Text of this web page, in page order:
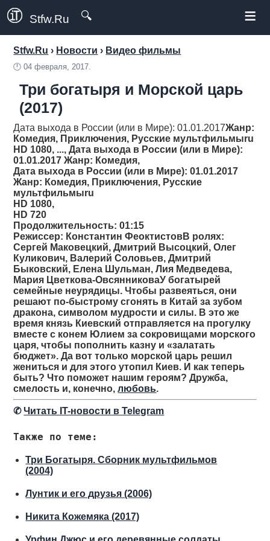
Stfw.Ru 🔍 ≡
Stfw.Ru › Новости › Видео фильмы
🕛04 февраля, 2017.
Три богатыря и Морской царь
(2017)
Дата выхода в России (или в Мире): 01.01.2017Жанр:
Комедия, Приключения, Русские мультфильмыru
HD 1080, ..., Дата выхода в России (или в Мире):
01.01.2017 Жанр: Комедия,
Дата выхода в России (или в Мире): 01.01.2017
Жанр: Комедия, Приключения, Русские
мультфильмыru
HD 1080,
HD 720
Продолжительность: 01:15
Режиссер: Константин ФеоктистовВ ролях:
Сергей Маковецкий, Дмитрий Высоцкий, Олег
Куликович, Валерий Соловьев, Дмитрий
Быковский, Елена Шульман, Лия Медведева,
Мария Цветкова-ОвсянниковаУ богатырей
семейные неурядицы. Чтобы развеяться, они
решают по-быстрому сгонять в Китай за зубом
дракона, символом мудрости и силы. В это же
время князь Киевский отправляется на прогулку
вместе с конем Юлием за сокровищами морского
царя, чтобы пополнить казну и «залатать
бюджет». Да вот только морской царь решил
жениться и для этого утопил Киев. И как теперь
быть? Что поможет нашим героям? Дружба,
смелость и, конечно,любовь.
✆Читать IT-новости в Telegram
Также по теме:
Три Богатыря. Сборник мультфильмов
(2004)
Лунтик и его друзья (2006)
Никита Кожемяка (2017)